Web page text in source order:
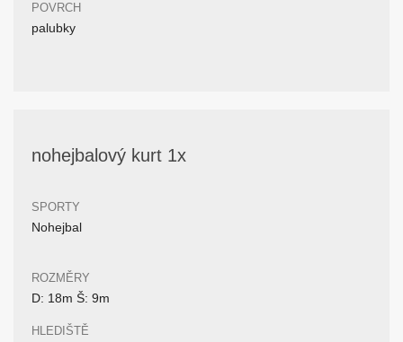
POVRCH
palubky
nohejbalový kurt 1x
SPORTY
Nohejbal
ROZMĚRY
D: 18m Š: 9m
HLEDIŠTĚ